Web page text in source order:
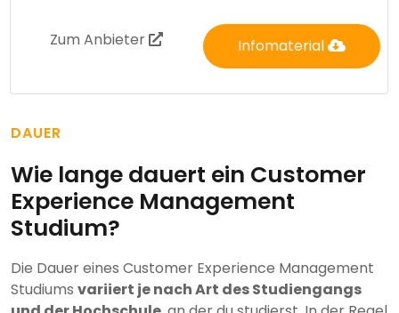
Zum Anbieter Infomaterial
DAUER
Wie lange dauert ein Customer
Experience Management
Studium?
Die Dauer eines Customer Experience Management
Studiums variiert je nach Art des Studiengangs